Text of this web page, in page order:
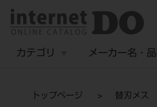
カテゴリ メーカー名・品
トップページ 替刃メス